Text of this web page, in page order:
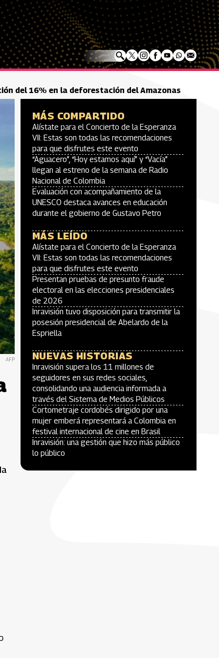
del 16% en la deforestación del Amazonas
AFP
MÁS COMPARTIDO
Alístate para el Concierto de la Esperanza
VII: Estas son todas las recomendaciones
para que disfrutes este evento
“Aguacero”, “Hoy estamos aquí” y “Vacía”
llegan al estreno de la semana de Radio
Nacional de Colombia
Evaluación con acompañamiento de la
UNESCO destaca avances en educación
durante el gobierno de Gustavo Petro
MÁS LEÍDO
Alístate para el Concierto de la Esperanza
VII: Estas son todas las recomendaciones
para que disfrutes este evento
Presentan pruebas de presunto fraude
electoral en las elecciones presidenciales
de 2026
Inravisión tuvo disposición para transmitir la
posesión presidencial de Abelardo de la
Espriella
NUEVAS HISTORIAS
Inravisión supera los 11 millones de
seguidores en sus redes sociales,
consolidando una audiencia informada a
través del Sistema de Medios Públicos
Cortometraje cordobés dirigido por una
mujer emberá representará a Colombia en
festival internacional de cine en Brasil
Inravisión: una gestión que hizo más público
lo público